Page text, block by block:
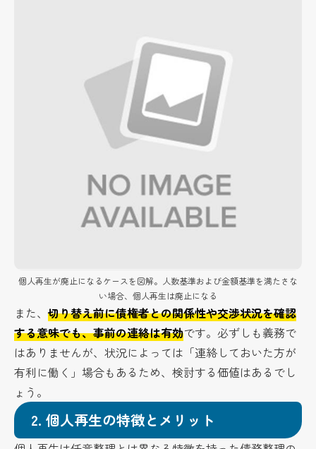
個人再生が廃止になるケースを図解。人数基準および金額基準を満たさな
い場合、個人再生は廃止になる
また、切り替え前に債権者との関係性や交渉状況を確認
する意味でも、事前の連絡は有効です。必ずしも義務で
はありませんが、状況によっては「連絡しておいた方が
有利に働く」場合もあるため、検討する価値はあるでし
ょう。
2. 個人再生の特徴とメリット